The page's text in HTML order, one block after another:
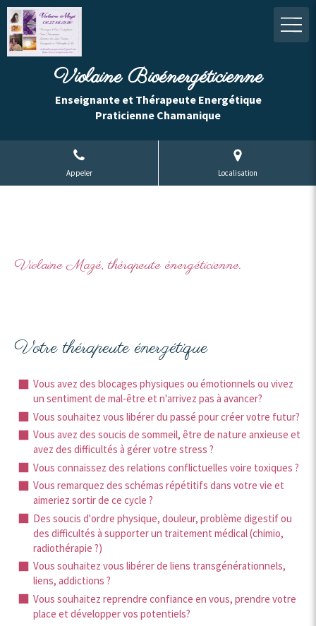
Violaine Bioénergéticienne
Enseignante et Thérapeute Energétique
Praticienne Chamanique
Appeler Localisation
Violaine Mazé, thérapeute énergéticienne.
Votre thérapeute énergétique
Vous avez des blocages physiques ou émotionnels ou vivez
un sentiment de mal-être et n'arrivez pas à avancer?
Vous souhaitez vous libérer du passé pour créer votre futur?
Vous avez des soucis de sommeil, être de nature anxieuse et
avez des difficultés à gérer votre stress ?
Vous connaissez des relations conflictuelles voire toxiques ?
Vous remarquez des schémas répétitifs dans votre vie et
aimeriez sortir de ce cycle ?
Des soucis d'ordre physique, douleur, problème digestif ou
des difficultés à supporter un traitement médical (chimio,
radiothérapie ?)
Vous souhaitez vous libérer de liens transgénérationnels,
liens, addictions ?
Vous souhaitez reprendre confiance en vous, prendre votre
place et développer vos potentiels?